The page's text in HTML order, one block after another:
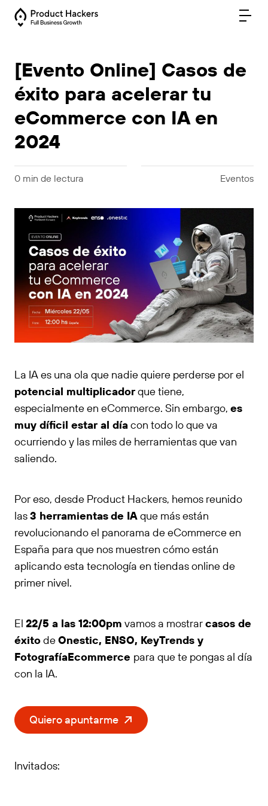
[Evento Online] Casos de
éxito para acelerar tu
eCommerce con IA en
2024
0 min de lectura Eventos
La IA es una ola que nadie quiere perderse por el
potencial multiplicadorque tiene,
especialmente en eCommerce. Sin embargo, es
muy díficil estar al díacon todo lo que va
ocurriendo y las miles de herramientas que van
saliendo.
Por eso, desde Product Hackers, hemos reunido
las3 herramientasde IAque más están
revolucionando el panorama de eCommerce en
España para que nos muestren cómo están
aplicando esta tecnología en tiendas online de
primer nivel.
El 22/5 a las 12:00pm vamos a mostrarcasos de
éxitodeOnestic, ENSO, KeyTrends y
FotografíaEcommerce para que te pongas al día
con la IA.
Quiero apuntarme
Invitados: